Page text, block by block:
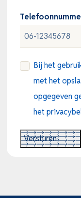
Consent*
Bij het
met het
opgegeven
het